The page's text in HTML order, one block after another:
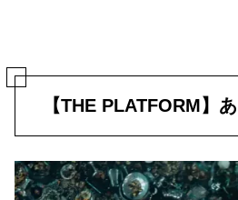
【THE PLATFORM】